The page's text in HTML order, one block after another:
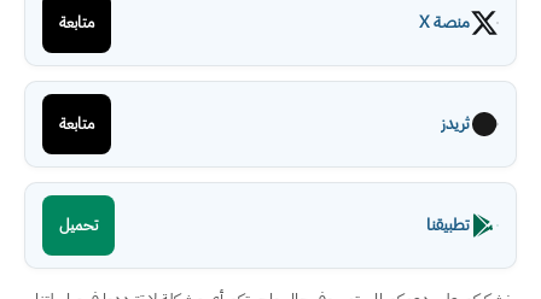
منصة X متابعة
ثريدز متابعة
تطبيقنا تحميل